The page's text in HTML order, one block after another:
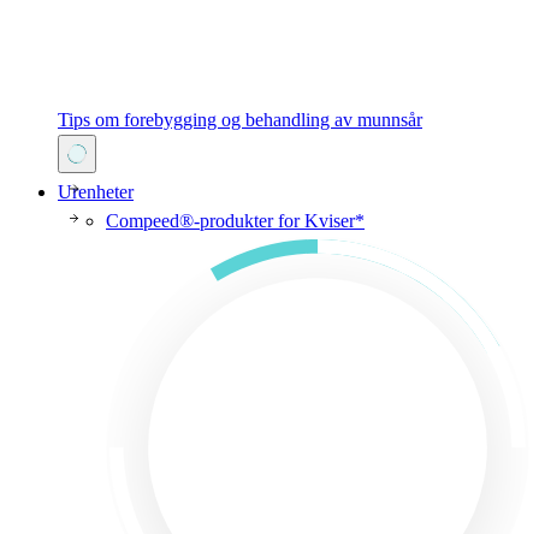
Tips om forebygging og behandling av munnsår
Urenheter
Compeed®-produkter for Kviser*